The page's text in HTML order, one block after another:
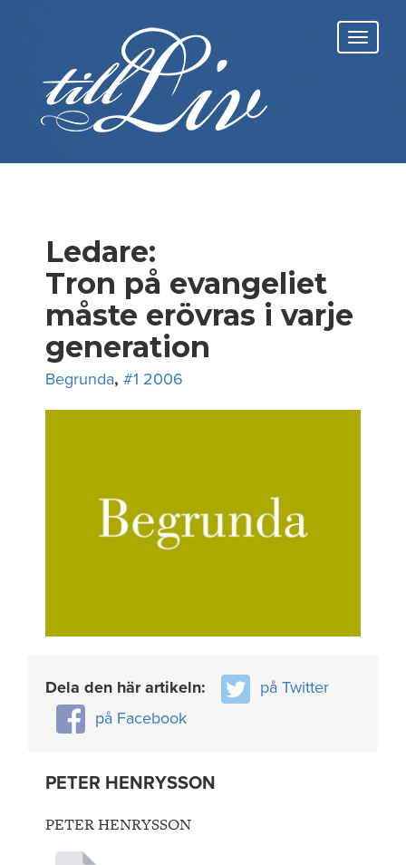
Ledare:
Tron på evangeliet
måste erövras i varje
generation
Begrunda, #1 2006
Dela den här artikeln:
på Twitter
på Facebook
PETER HENRYSSON
PETER HENRYSSON